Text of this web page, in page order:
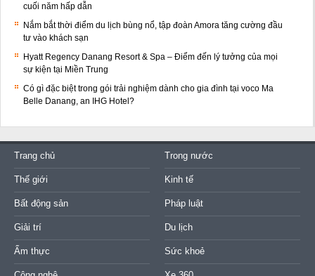
cuối năm hấp dẫn
Nắm bắt thời điểm du lịch bùng nổ, tập đoàn Amora tăng cường đầu
tư vào khách sạn
Hyatt Regency Danang Resort & Spa – Điểm đến lý tưởng của mọi
sự kiện tại Miền Trung
Có gì đặc biệt trong gói trải nghiệm dành cho gia đình tại voco Ma
Belle Danang, an IHG Hotel?
Trang chủ Trong nước
Thế giới Kinh tế
Bất động sản Pháp luật
Giải trí Du lịch
Ẩm thực Sức khoẻ